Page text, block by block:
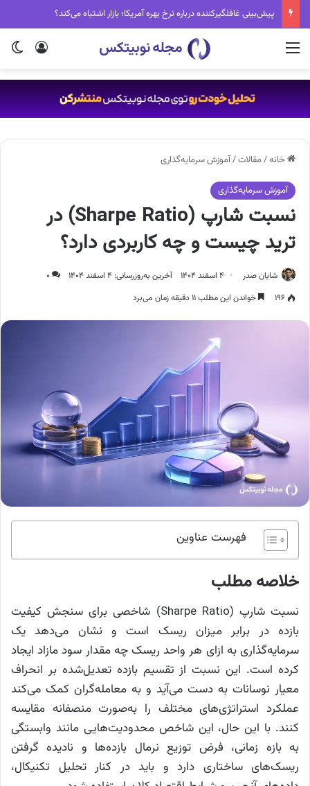
سقوط بزرگ آلت کوین‌ها: ۷۲ درصد از ۱۰۰ ارز برتر کریپتو مرده‌اند!
ورود منو
خانه/مقالات/آموزش سرمایه‌گذاری
آموزش سرمایه‌گذاری
نسبت شارپ (Sharpe Ratio) در
ترید چیست و چه کاربردی دارد؟
شایان صدر ۴ اسفند ۱۴۰۴ آخرین به‌روزرسانی: ۴ اسفند ۱۴۰۴
۰
۱۹۶
خواندن این مطلب ۱۱ دقیقه زمان می‌برد
فهرست عناوین
خلاصه مطلب
نسبت شارپ (Sharpe Ratio) شاخصی برای سنجش کیفیت
بازده در برابر میزان ریسک است و نشان می‌دهد یک
سرمایه‌گذاری به ازای هر واحد ریسک چه مقدار سود مازاد ایجاد
کرده است. این نسبت از تقسیم بازده تعدیل‌شده بر انحراف
معیار نوسانات به دست می‌آید و به معامله‌گران کمک می‌کند
عملکرد استراتژی‌های مختلف را به‌صورت منصفانه مقایسه
کنند. با این حال، این شاخص محدودیت‌هایی مانند وابستگی
به بازه زمانی، فرض توزیع نرمال بازده‌ها و نادیده گرفتن
ریسک‌های ساختاری دارد و باید در کنار تحلیل تکنیکال،